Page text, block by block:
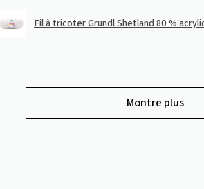
Fil à tricoter Grundl Shetland 80 %
Montre plus